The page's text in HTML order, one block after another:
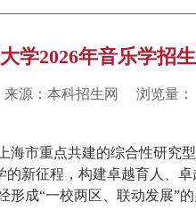
学2026年音乐学招
来源：本科招生网 浏览量：
市重点共建的综合性研究
新征程，构建卓越育人、
成“一校两区、联动发展”